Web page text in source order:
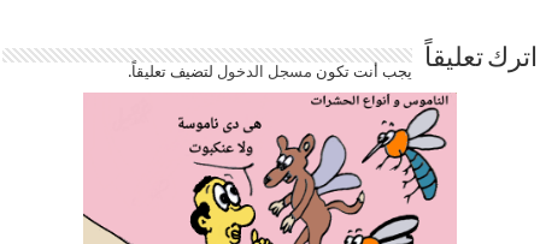
اترك تعليقاً يجب أنت تكون مسجل الدخوللتضيف تعليقاً.